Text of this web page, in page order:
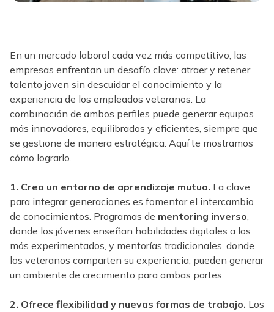
En un mercado laboral cada vez más competitivo, las
empresas enfrentan un desafío clave: atraer y retener
talento joven sin descuidar el conocimiento y la
experiencia de los empleados veteranos. La
combinación de ambos perfiles puede generar equipos
más innovadores, equilibrados y eficientes, siempre que
se gestione de manera estratégica. Aquí te mostramos
cómo lograrlo.
1. Crea un entorno de aprendizaje mutuo. La clave
para integrar generaciones es fomentar el intercambio
de conocimientos. Programas de mentoring inverso,
donde los jóvenes enseñan habilidades digitales a los
más experimentados, y mentorías tradicionales, donde
los veteranos comparten su experiencia, pueden generar
un ambiente de crecimiento para ambas partes.
2. Ofrece flexibilidad y nuevas formas de trabajo. Los